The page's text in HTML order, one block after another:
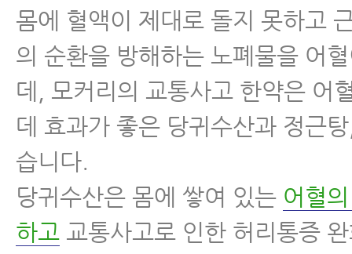
몸에 혈액이 제대로 돌지 못하고
의 순환을 방해하는 노폐물을 어
데, 모커리의 교통사고 한약은 어
데 효과가 좋은 당귀수산과 정근
습니다.
당귀수산은 몸에 쌓여 있는 어혈
하고 교통사고로 인한 허리통증